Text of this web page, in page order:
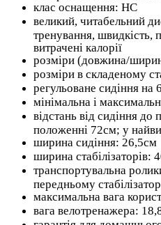
клас оснащення: HC
великий, читабельний
тренування, швидкість,
витрачені калорії
розміри (довжина/
розміри в складеному
регульоване сидіння на
мінімальна і
відстань від сидіння
положенні 72см; у
ширина сидіння: 26,5см
ширина стабілізаторів:
транспортувальна
передньому
максимальна вага
вага велотренажера: